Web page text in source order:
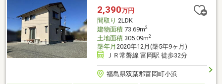
ください。
2,390万円
間取り 2LDK
建物面積73.69m2
土地面積305.09m2
築年月 2020年12月(築5年9ヶ月)
ＪＲ常磐線 富岡駅 徒歩32分
福島県双葉郡富岡町小浜